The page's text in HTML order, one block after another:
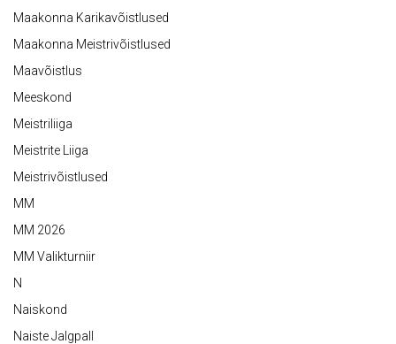
Maakonna Karikavõistlused
Maakonna Meistrivõistlused
Maavõistlus
Meeskond
Meistriliiga
Meistrite Liiga
Meistrivõistlused
MM
MM 2026
MM Valikturniir
N
Naiskond
Naiste Jalgpall